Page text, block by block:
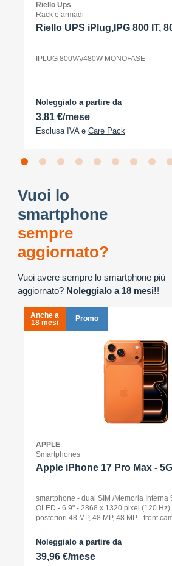
Riello Ups
Rack e armadi
Riello UPS iPlug,IPG 800 IT,
IPLUG 800VA/480W MONOFASE
Noleggialo a partire da
3,81 €/mese
Esclusa IVA e Care Pack
Vuoi lo
smartphone
sempre
aggiornato?
Vuoi avere sempre lo smartphone più
aggiornato? Noleggialo a 18 mesi!!
Anche a
18 mesi
Promo
APPLE
Smartphones
Apple iPhone 17 Pro Max - 5G
smartphone - dual SIM /Memoria Interna
OLED - 6.9" - 2868 x 1320 pixel (120 Hz)
posteriori 48 MP, 48 MP, 48 MP - front
Noleggialo a partire da
39,96 €/mese